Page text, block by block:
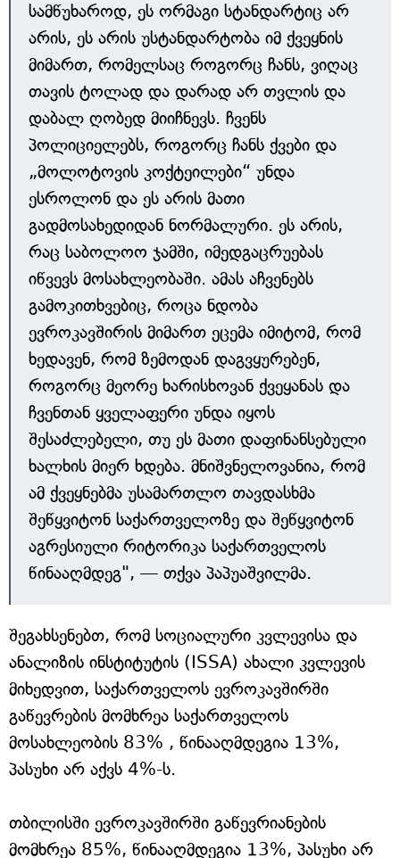
სამწუხაროდ, ეს ორმაგი სტანდარტიც არ
არის, ეს არის უსტანდარტობა იმ ქვეყნის
მიმართ, რომელსაც როგორც ჩანს, ვიღაც
თავის ტოლად და დარად არ თვლის და
დაბალ ღობედ მიიჩნევს. ჩვენს
პოლიციელებს, როგორც ჩანს ქვები და
„მოლოტოვის კოქტეილები“ უნდა
ესროლონ და ეს არის მათი
გადმოსახედიდან ნორმალური. ეს არის,
რაც საბოლოო ჯამში, იმედგაცრუებას
იწვევს მოსახლეობაში. ამას აჩვენებს
გამოკითხვებიც, როცა ნდობა
ევროკავშირის მიმართ ეცემა იმიტომ, რომ
ხედავენ, რომ ზემოდან დაგვყურებენ,
როგორც მეორე ხარისხოვან ქვეყანას და
ჩვენთან ყველაფერი უნდა იყოს
შესაძლებელი, თუ ეს მათი დაფინანსებული
ხალხის მიერ ხდება. მნიშვნელოვანია, რომ
ამ ქვეყნებმა უსამართლო თავდასხმა
შეწყვიტონ საქართველოზე და შეწყვიტონ
აგრესიული რიტორიკა საქართველოს
წინააღმდეგ", — თქვა პაპუაშვილმა.
შეგახსენებთ, რომ სოციალური კვლევისა და
ანალიზის ინსტიტუტის (ISSA) ახალი კვლევის
მიხედვით, საქართველოს ევროკავშირში
გაწევრების მომხრეა საქართველოს
მოსახლეობის 83% , წინააღმდეგია 13%,
პასუხი არ აქვს 4%-ს.
თბილისში ევროკავშირში გაწევრიანების
მომხრეა 85%, წინააღმდეგია 13%, პასუხი არ